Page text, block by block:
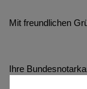
Mit freundlichen
Ihre